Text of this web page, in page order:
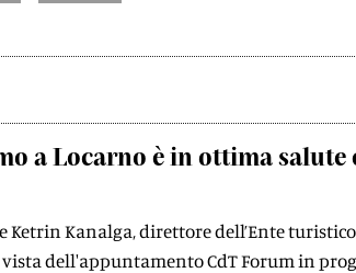
a Locarno è in ottima salute
Ketrin Kanalga, direttore dell’Ente
vista dell'appuntamento CdT Forum in